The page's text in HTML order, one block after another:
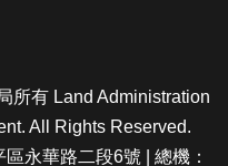
所有 Land Administration
All Rights Reserved.
永華路二段6號 | 總機：